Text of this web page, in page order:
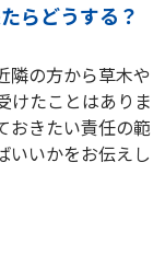
らどうする？
隣の方から草木や
けたことはありま
おきたい責任の範
いいかをお伝えし